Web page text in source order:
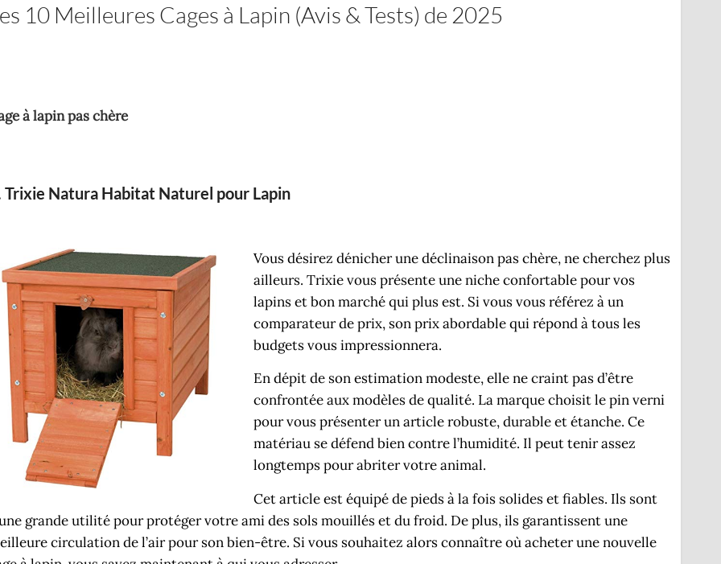
10 Meilleures Cages à Lapin (Avis & Tests) de 2025
à lapin pas chère
Trixie Natura Habitat Naturel pour Lapin
Vous désirez dénicher une déclinaison pas chère, ne cherchez plus
ailleurs. Trixie vous présente une niche confortable pour vos
lapins et bon marché qui plus est. Si vous vous référez à un
comparateur de prix, son prix abordable qui répond à tous les
budgets vous impressionnera.
En dépit de son estimation modeste, elle ne craint pas d’être
confrontée aux modèles de qualité. La marque choisit le pin verni
pour vous présenter un article robuste, durable et étanche. Ce
matériau se défend bien contre l’humidité. Il peut tenir assez
longtemps pour abriter votre animal.
Cet article est équipé de pieds à la fois solides et fiables. Ils sont
grande utilité pour protéger votre ami des sols mouillés et du froid. De plus, ils garantissent une
circulation de l’air pour son bien-être. Si vous souhaitez alors connaître où acheter une nouvelle